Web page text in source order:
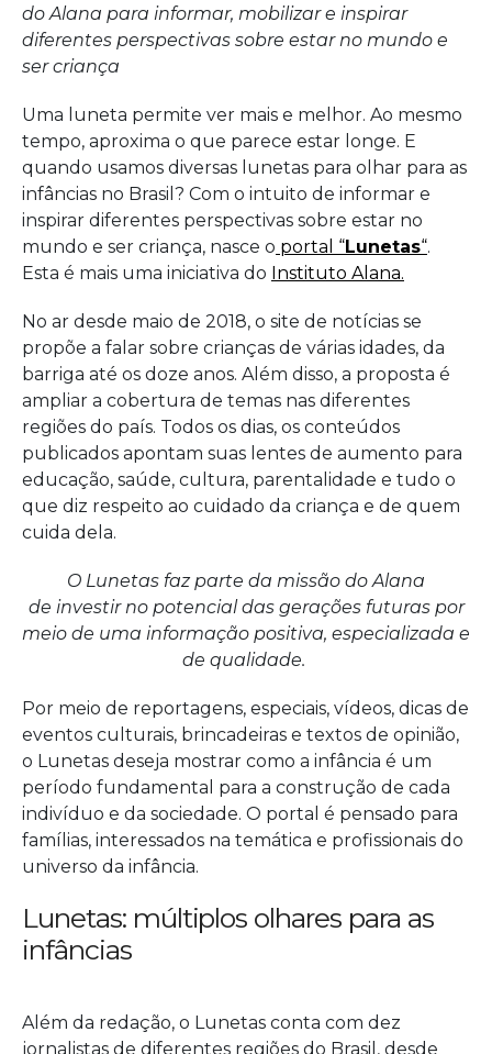
do Alana para informar, mobilizar e inspirar
diferentes perspectivas sobre estar no mundo e
ser criança
Uma luneta permite ver mais e melhor. Ao mesmo
tempo, aproxima o que parece estar longe. E
quando usamos diversas lunetas para olhar para as
infâncias no Brasil? Com o intuito de informar e
inspirar diferentes perspectivas sobre estar no
mundo e ser criança, nasce o portal “Lunetas“.
Esta é mais uma iniciativa do Instituto Alana.
No ar desde maio de 2018, o site de notícias se
propõe a falar sobre crianças de várias idades, da
barriga até os doze anos. Além disso, a proposta é
ampliar a cobertura de temas nas diferentes
regiões do país. Todos os dias, os conteúdos
publicados apontam suas lentes de aumento para
educação, saúde, cultura, parentalidade e tudo o
que diz respeito ao cuidado da criança e de quem
cuida dela.
O Lunetas faz parte da missão do Alana
de investir no potencial das gerações futuras por
meio de uma informação positiva, especializada e
de qualidade.
Por meio de reportagens, especiais, vídeos, dicas de
eventos culturais, brincadeiras e textos de opinião,
o Lunetas deseja mostrar como a infância é um
período fundamental para a construção de cada
indivíduo e da sociedade. O portal é pensado para
famílias, interessados na temática e profissionais do
universo da infância.
Lunetas: múltiplos olhares para as
infâncias
Além da redação, o Lunetas conta com dez
jornalistas de diferentes regiões do Brasil, desde